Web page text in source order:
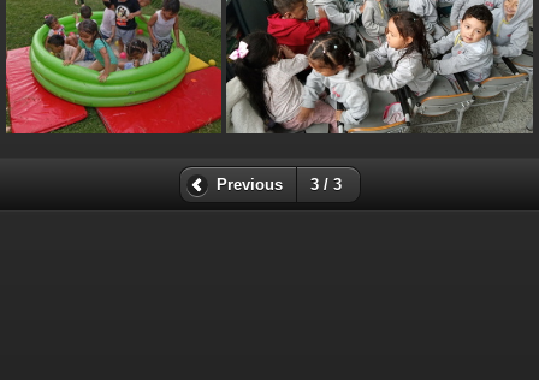
Previous 3 / 3